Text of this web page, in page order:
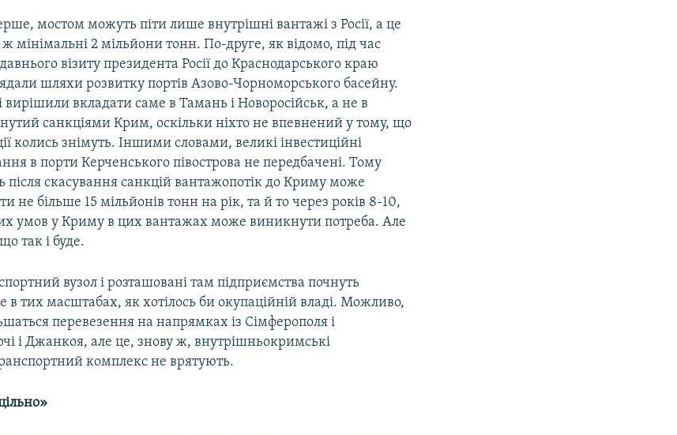
мостом можуть піти лише внутрішні вантажі з Росії, а це
ж мінімальні 2 мільйони тонн. По-друге, як відомо, під час
візиту президента Росії до Краснодарського краю
шляхи розвитку портів Азово-Чорноморського басейну.
вирішили вкладати саме в Тамань і Новоросійськ, а не в
санкціями Крим, оскільки ніхто не впевнений у тому, що
колись знімуть. Іншими словами, великі інвестиційні
в порти Керченського півострова не передбачені. Тому
після скасування санкцій вантажопотік до Криму може
не більше 15 мільйонів тонн на рік, та й то через років 8-10,
умов у Криму в цих вантажах може виникнути потреба. Але
так і буде.
вузол і розташовані там підприємства почнуть
в тих масштабах, як хотілось би окупаційній владі. Можливо,
перевезення на напрямках із Сімферополя і
і Джанкоя, але це, знову ж, внутрішньокримські
комплекс не врятують.